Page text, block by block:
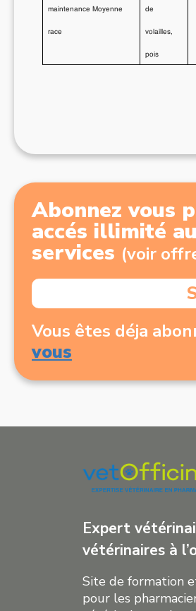
maintenance Moyenne
race
de
volailles,
pois
Abonnez vous
accés illimité
services (voir
Vous êtes déja
vous
Expert
vétérinaires à
Site de formation
pour les